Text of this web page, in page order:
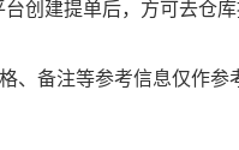
创建提单后，方可去仓
、备注等参考信息仅作